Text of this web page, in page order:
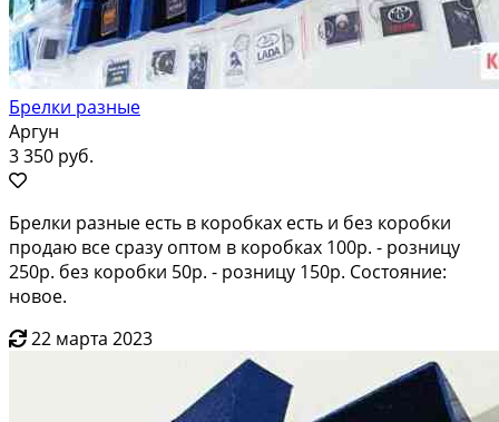
Брелки разные
Аргун
3 350 руб.
Брелки разные есть в коробках есть и без коробки
продаю все сразу оптом в коробках 100р. - розницу
250р. без коробки 50р. - розницу 150р. Состояние:
новое.
22 марта 2023